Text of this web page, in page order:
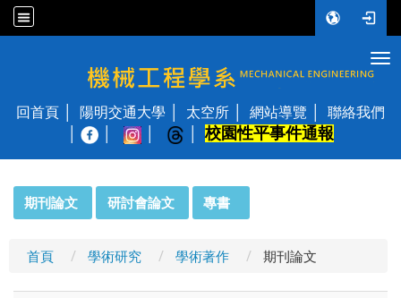
國立陽明交通大學 機械工程學系
回首頁 陽明交通大學 太空所 網站導覽
聯絡我們
校園性平事件通報
期刊論文 研討會論文 專書
首頁 學術研究 學術著作 期刊論文